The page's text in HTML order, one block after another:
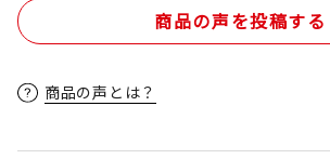
商品の声を投稿する
商品の声とは？